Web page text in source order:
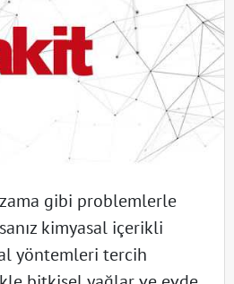
gibi problemlerle
kimyasal içerikli
yöntemleri tercih